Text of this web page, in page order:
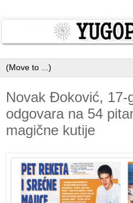
Novak Đoković, 17-
odgovara na 54
magične kutije